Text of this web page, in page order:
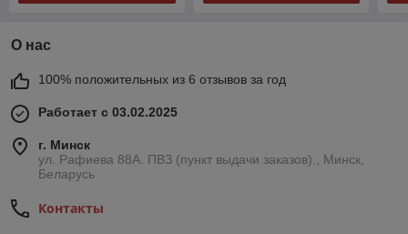
О нас
100% положительных из 6 отзывов за год
Работает с 03.02.2025
г. Минск
ул. Рафиева 88А. ПВЗ (пункт выдачи заказов)., Минск,
Беларусь
Контакты